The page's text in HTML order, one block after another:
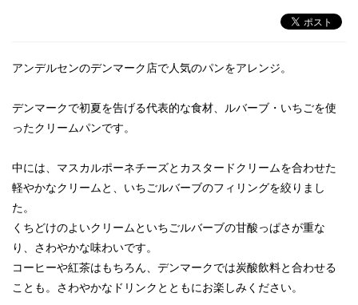
アンデルセンのデンマーク店で人気のパンをアレンジ。
デンマークで初夏を告げる代表的な食材、ルバーブ・いちごを使
ったクリームパンです。
中には、マスカルポーネチーズとカスタードクリームを合わせた
軽やかなクリームと、いちごルバーブのフィリングを絞りまし
た。
くちどけのよいクリームといちごルバーブの甘酸っぱさが重な
り、さわやかな味わいです。
コーヒーや紅茶はもちろん、デンマークでは炭酸飲料と合わせる
ことも。さわやかなドリンクとともにお楽しみください。